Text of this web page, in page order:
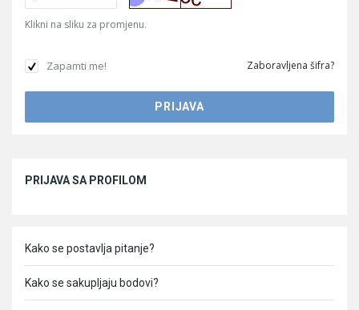
Klikni na sliku za promjenu.
Zapamti me! Zaboravljena šifra?
PRIJAVA SA PROFILOM
Kako se postavlja pitanje?
Kako se sakupljaju bodovi?